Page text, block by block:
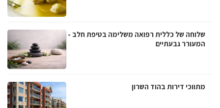
שלוחה של כללית רפואה משלימה בטיפת חלב -
המעורר גבעתיים
מתווכי דירות בהוד השרון